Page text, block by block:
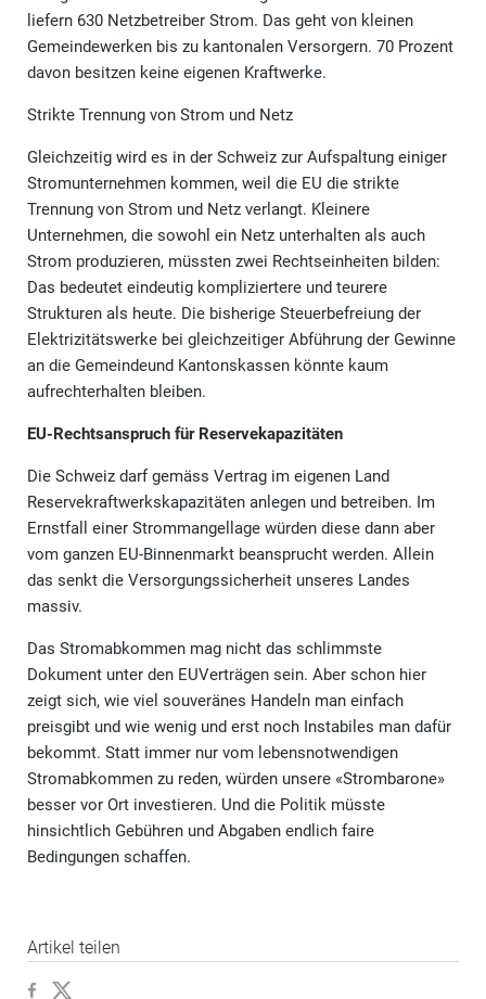
liefern 630 Netzbetreiber Strom. Das geht von kleinen
Gemeindewerken bis zu kantonalen Versorgern. 70 Prozent
davon besitzen keine eigenen Kraftwerke.
Strikte Trennung von Strom und Netz
Gleichzeitig wird es in der Schweiz zur Aufspaltung einiger
Stromunternehmen kommen, weil die EU die strikte
Trennung von Strom und Netz verlangt. Kleinere
Unternehmen, die sowohl ein Netz unterhalten als auch
Strom produzieren, müssten zwei Rechtseinheiten bilden:
Das bedeutet eindeutig kompliziertere und teurere
Strukturen als heute. Die bisherige Steuerbefreiung der
Elektrizitätswerke bei gleichzeitiger Abführung der Gewinne
an die Gemeindeund Kantonskassen könnte kaum
aufrechterhalten bleiben.
EU-Rechtsanspruch für Reservekapazitäten
Die Schweiz darf gemäss Vertrag im eigenen Land
Reservekraftwerkskapazitäten anlegen und betreiben. Im
Ernstfall einer Strommangellage würden diese dann aber
vom ganzen EU-Binnenmarkt beansprucht werden. Allein
das senkt die Versorgungssicherheit unseres Landes
massiv.
Das Stromabkommen mag nicht das schlimmste
Dokument unter den EUVerträgen sein. Aber schon hier
zeigt sich, wie viel souveränes Handeln man einfach
preisgibt und wie wenig und erst noch Instabiles man dafür
bekommt. Statt immer nur vom lebensnotwendigen
Stromabkommen zu reden, würden unsere «Strombarone»
besser vor Ort investieren. Und die Politik müsste
hinsichtlich Gebühren und Abgaben endlich faire
Bedingungen schaffen.
Artikel teilen